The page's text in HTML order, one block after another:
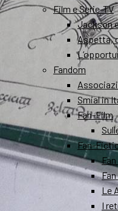
Film e Serie-TV
Jackson
Aspetta,
Fandom
Smial in
Fan-Film
Fan-
Le
I